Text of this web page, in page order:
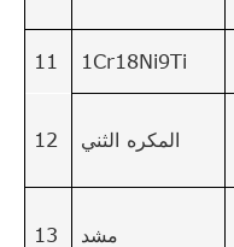
11 1Cr18Ni9Ti
12 المكره الثني
13 مشد